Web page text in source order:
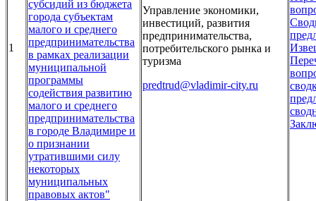
1
субсидий из бюджета
города субъектам
малого и среднего
предпринимательства
в рамках реализации
муниципальной
программы
содействия развитию
малого и среднего
предпринимательства
в городе Владимире и
о признании
утратившими силу
некоторых
муниципальных
правовых актов"
Управление экономики,
инвестиций, развития
предпринимательства,
потребительского рынка и
туризма
predtrud@vladimir-city.ru